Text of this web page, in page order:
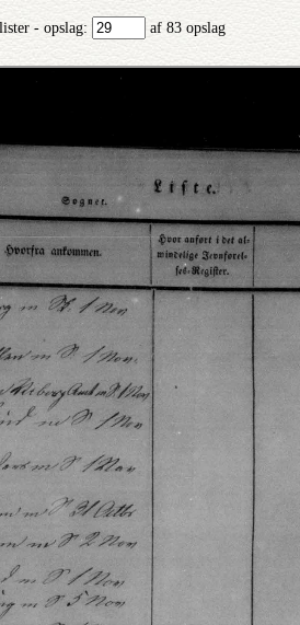
- opslag: af 83 opslag